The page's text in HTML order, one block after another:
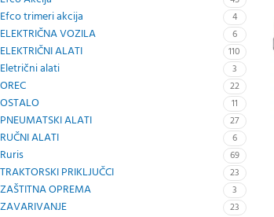
Efco trimeri akcija 4
ELEKTRIČNA VOZILA 6
ELEKTRIČNI ALATI 110
Eletrični alati 3
OREC 22
OSTALO 11
PNEUMATSKI ALATI 27
RUČNI ALATI 6
Ruris 69
TRAKTORSKI PRIKLJUČCI 23
ZAŠTITNA OPREMA 3
ZAVARIVANJE 23